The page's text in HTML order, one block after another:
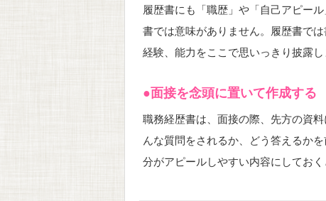
履歴書にも「職歴」や「自己アピー
書では意味がありません。履歴書で
経験、能力をここで思いっきり披露し
●面接を念頭に置いて作成する
職務経歴書は、面接の際、先方の資
んな質問をされるか、どう答えるか
分がアピールしやすい内容にしておく